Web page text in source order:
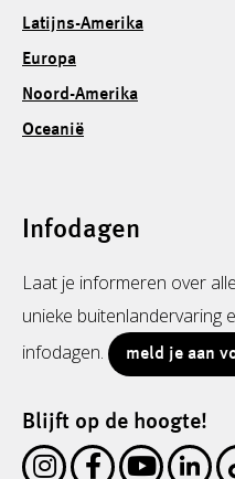
Latijns-Amerika
Europa
Noord-Amerika
Oceanië
Infodagen
Laat je informeren over
unieke buitenlandervaring
infodagen.
meld je aan
Blijft op de hoogte!